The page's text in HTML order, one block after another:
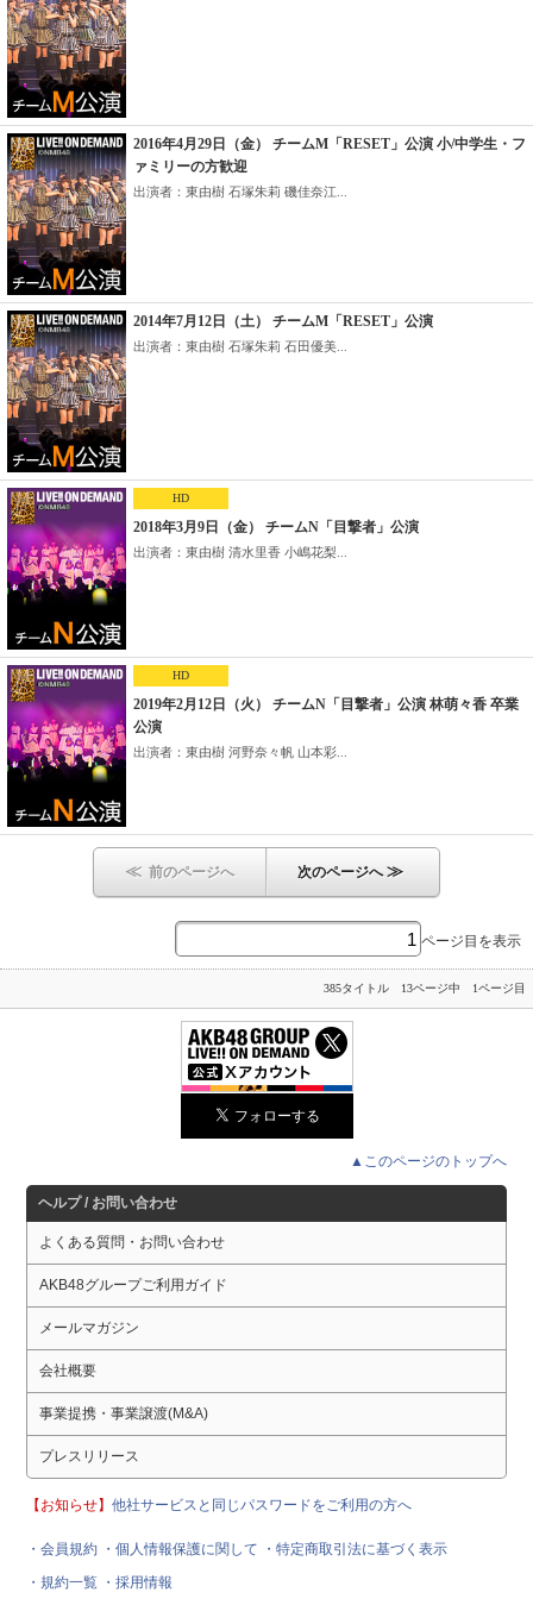
2016年4月29日（金） チームM「RESET」公演 小/中学生・フ
ァミリーの方歓迎
出演者：東由樹 石塚朱莉 磯佳奈江...
2014年7月12日（土） チームM「RESET」公演
出演者：東由樹 石塚朱莉 石田優美...
HD
2018年3月9日（金） チームN「目撃者」公演
出演者：東由樹 清水里香 小嶋花梨...
HD
2019年2月12日（火） チームN「目撃者」公演 林萌々香 卒業
公演
出演者：東由樹 河野奈々帆 山本彩...
≪ 前のページへ 次のページへ≫
ページ目を表示
385タイトル 13ページ中 1ページ目
▲このページのトップへ
ヘルプ / お問い合わせ
よくある質問・お問い合わせ
AKB48グループご利用ガイド
メールマガジン
会社概要
事業提携・事業譲渡(M&A)
プレスリリース
【お知らせ】他社サービスと同じパスワードをご利用の方へ
・会員規約 ・個人情報保護に関して
・特定商取引法に基づく表示
・規約一覧 ・採用情報